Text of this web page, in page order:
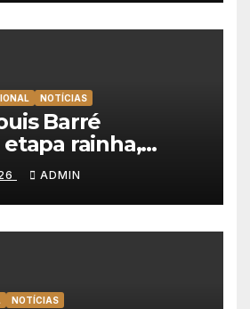
NOTÍCIAS
Barré
rainha,
é o novo
a Polónia
ADMIN
NOTÍCIAS